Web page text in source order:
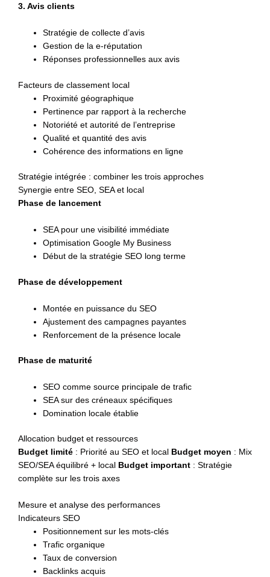
3. Avis clients
Stratégie de collecte d’avis
Gestion de la e-réputation
Réponses professionnelles aux avis
Facteurs de classement local
Proximité géographique
Pertinence par rapport à la recherche
Notoriété et autorité de l’entreprise
Qualité et quantité des avis
Cohérence des informations en ligne
Stratégie intégrée : combiner les trois approches
Synergie entre SEO, SEA et local
Phase de lancement
SEA pour une visibilité immédiate
Optimisation Google My Business
Début de la stratégie SEO long terme
Phase de développement
Montée en puissance du SEO
Ajustement des campagnes payantes
Renforcement de la présence locale
Phase de maturité
SEO comme source principale de trafic
SEA sur des créneaux spécifiques
Domination locale établie
Allocation budget et ressources
Budget limité : Priorité au SEO et local Budget moyen : Mix
SEO/SEA équilibré + local
Budget important : Stratégie
complète sur les trois axes
Mesure et analyse des performances
Indicateurs SEO
Positionnement sur les mots-clés
Trafic organique
Taux de conversion
Backlinks acquis